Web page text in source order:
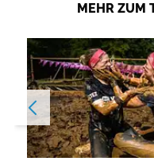
MEHR ZUM